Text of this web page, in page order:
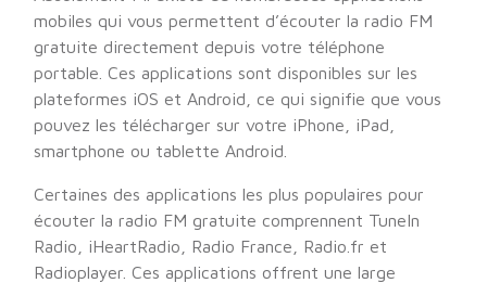
mobiles qui vous permettent d’écouter la radio FM
gratuite directement depuis votre téléphone
portable. Ces applications sont disponibles sur les
plateformes iOS et Android, ce qui signifie que vous
pouvez les télécharger sur votre iPhone, iPad,
smartphone ou tablette Android.
Certaines des applications les plus populaires pour
écouter la radio FM gratuite comprennent TuneIn
Radio, iHeartRadio, Radio France, Radio.fr et
Radioplayer. Ces applications offrent une large